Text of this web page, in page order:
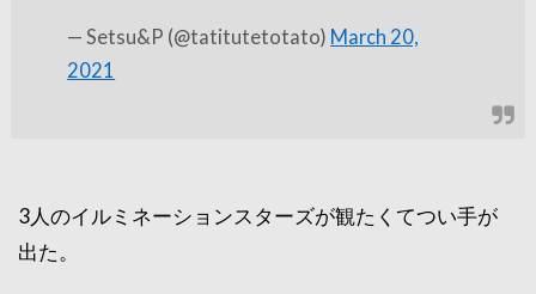
— Setsu&P (@tatitutetotato) March 20,
2021
3人のイルミネーションスターズが観たくてつい手が
出た。